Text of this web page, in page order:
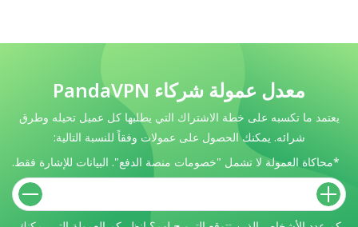
معدل عمولة شركاء PandaVPN
يعتمد ما تكسبه على خطة الاشتراك التي يطلبها كل عميل تحيله وطرق
شرائه. يمكنك الحصول على عمولات وفقاً للنسبة التالية:
*محاكاة العمولة لا تشمل "خصومات منصة الدفع". البيانات للإشارة فقط.